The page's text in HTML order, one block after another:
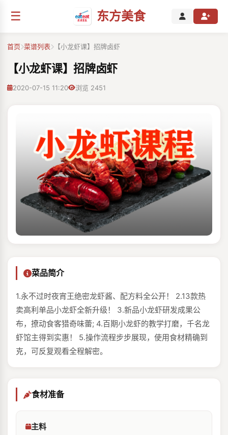
☰ 东方美食
首页 菜谱列表 【小龙虾课】招牌卤虾
【小龙虾课】招牌卤虾
2020-07-15 11:20 浏览 2451
菜品简介
1.永不过时夜宵王绝密龙虾酱、配方料全公开！ 2.13款热‬‬
卖高利单品小龙虾全新升级！ 3.新品小龙‬‬虾研发成果公
布，撩动食客猎奇味蕾; 4.百期小龙虾的教学打磨，千名龙
虾馆主得到实惠！ 5.操作流程步步展现，使用食材精确到
克，可反复观看全程解密。
食材准备
主料